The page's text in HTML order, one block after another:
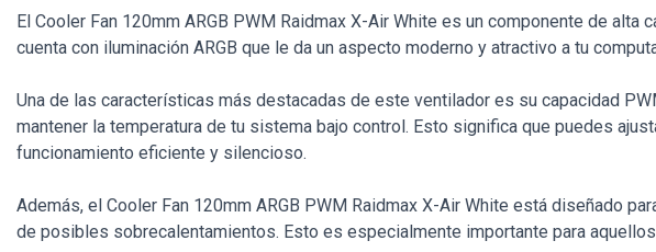
El Cooler Fan 120mm ARGB PWM Raidmax X-Air White es un componente de
cuenta con iluminación ARGB que le da un aspecto moderno y atractivo a tu
Una de las características más destacadas de este ventilador es su capacidad
mantener la temperatura de tu sistema bajo control. Esto significa que puedes
funcionamiento eficiente y silencioso.
Además, el Cooler Fan 120mm ARGB PWM Raidmax X-Air White está diseñado
de posibles sobrecalentamientos. Esto es especialmente importante para